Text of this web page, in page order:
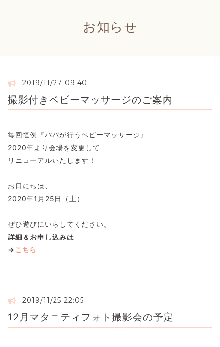
お知らせ
2019/11/27 09:40
撮影付きベビーマッサージのご案内
毎回恒例『パパが行うベビーマッサージ』
2020年より会場を変更して
リニューアルいたします！
お日にちは、
2020年1月25日（土）
ぜひ遊びにいらしてください。
詳細＆お申し込みは
→こちら
2019/11/25 22:05
12月マタニティフォト撮影会の予定